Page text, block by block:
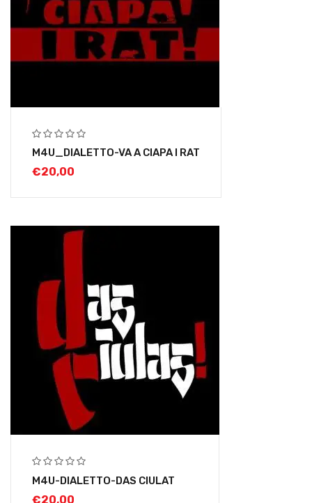
M4U_DIALETTO-VA A CIAPA I RAT
€20,00
M4U-DIALETTO-DAS CIULAT
€20,00